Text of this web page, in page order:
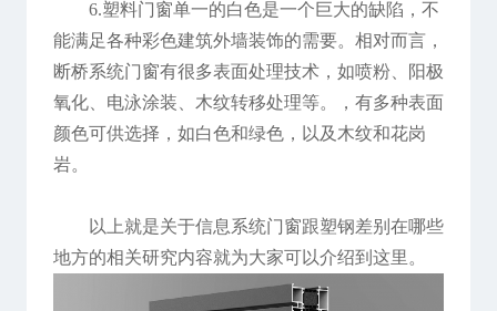
6.塑料门窗单一的白色是一个巨大的缺陷，不
能满足各种彩色建筑外墙装饰的需要。相对而言，
断桥系统门窗有很多表面处理技术，如喷粉、阳极
氧化、电泳涂装、木纹转移处理等。，有多种表面
颜色可供选择，如白色和绿色，以及木纹和花岗
岩。
以上就是关于信息系统门窗跟塑钢差别在哪些
地方的相关研究内容就为大家可以介绍到这里。